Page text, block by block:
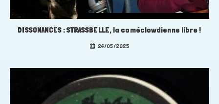
DISSONANCES : STRASSBELLE, la coméclowdienne libre !
24/05/2025